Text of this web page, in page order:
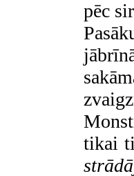
pēc
tikai